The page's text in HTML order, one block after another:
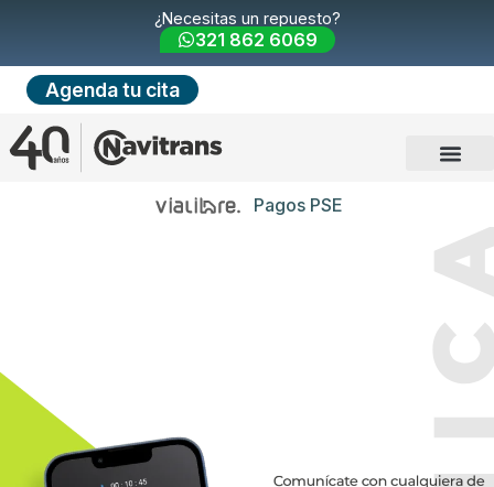
¿Necesitas un repuesto?
321 862 6069
Agenda tu cita
Pagos PSE